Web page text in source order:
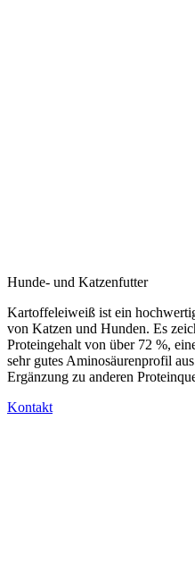
Hunde- und Katzenfutter
Kartoffeleiweiß ist ein
von Katzen und Hunden. Es
Proteingehalt von über 72 %,
sehr gutes Aminosäurenprofil
Ergänzung zu anderen
Kontakt